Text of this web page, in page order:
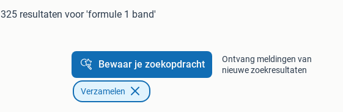
325 resultaten voor 'formule 1 band'
Bewaar je zoekopdracht
Ontvang meldingen van
nieuwe zoekresultaten
Verzamelen